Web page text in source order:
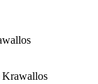
Krawallos